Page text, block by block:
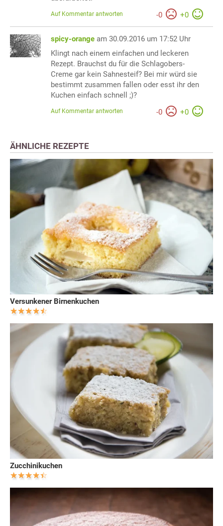
-0 +0
Auf Kommentar antworten
spicy-orange am 30.09.2016 um 17:52 Uhr
Klingt nach einem einfachen und leckeren
Rezept. Brauchst du für die Schlagobers-
Creme gar kein Sahnesteif? Bei mir würd sie
bestimmt zusammen fallen oder esst ihr den
Kuchen einfach schnell ;)?
-0 +0
Auf Kommentar antworten
ÄHNLICHE REZEPTE
Versunkener Birnenkuchen
Zucchinikuchen